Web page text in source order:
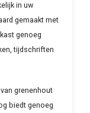
in uw
gemaakt met
genoeg
tijdschriften
grenenhout
biedt genoeg